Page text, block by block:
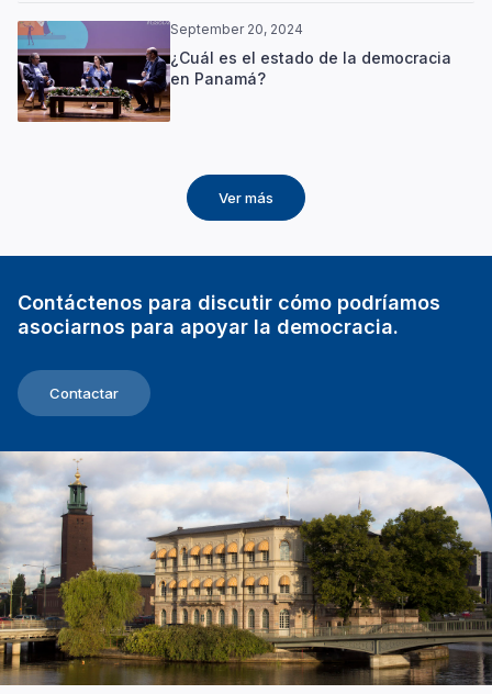
September 20, 2024
¿Cuál es el estado de la democracia
en Panamá?
Ver más
Contáctenos para discutir cómo podríamos
asociarnos para apoyar la democracia.
Contactar